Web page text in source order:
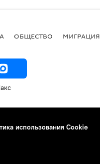
ОБЩЕСТВО МИГРАЦИЯ
использования Cookie